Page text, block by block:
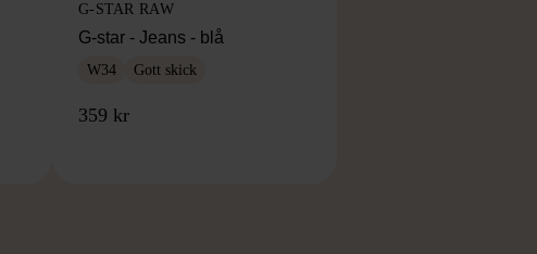
G-STAR RAW
G-star - Jeans - blå
W34 Gott skick
359 kr